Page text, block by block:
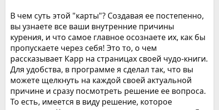
В чем суть этой "карты"? Создавая ее постепенно,
вы узнаете все ваши внутренние причины
курения, и что самое главное осознаете их, как бы
пропускаете через себя! Это то, о чем
рассказывает Карр на страницах своей чудо-книги.
Для удобства, в программе я сделал так, что вы
можете щелкнуть на каждой своей актуальной
причине и сразу посмотреть решение ее вопроса.
То есть, имеется в виду решение, которое